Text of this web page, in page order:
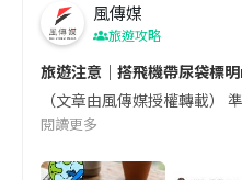
風傳媒
旅遊攻略
旅遊注意｜搭飛機帶尿袋標
（文章由風傳媒授權轉載
閱讀更多